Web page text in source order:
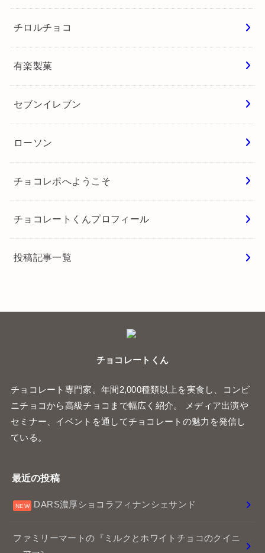
チロルチョコ
有楽製菓
セブンイレブン
ローソン
チョコレポへようこそ
チョコレートくんプロフィール
投稿記事一覧
チョコレートくん
チョコレート専門家。年間2,000種類以上を実食し、コンビ
ニチョコから高級チョコまで幅広く紹介。 メディア出演や
セミナー、イベントを通してチョコレートの魅力を発信し
ている。
最近の投稿
DARS濃厚ショコラフィナンシェサンド
ファミリーマートの『ミルクとホワイトチョコのクイニ